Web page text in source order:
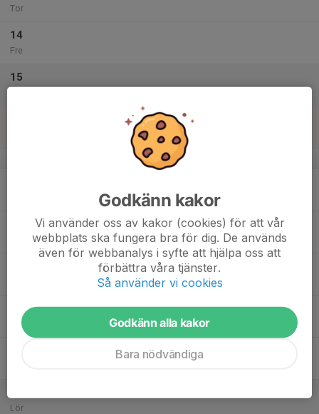
Tor
14
Fre
15
v.34
Tor
Lör
Godkänn kakor
Vi använder oss av kakor (cookies) för att vår
webbplats ska fungera bra för dig. De används
även för webbanalys i syfte att hjälpa oss att
förbättra våra tjänster.
Så använder vi cookies
Godkänn alla kakor
Bara nödvändiga